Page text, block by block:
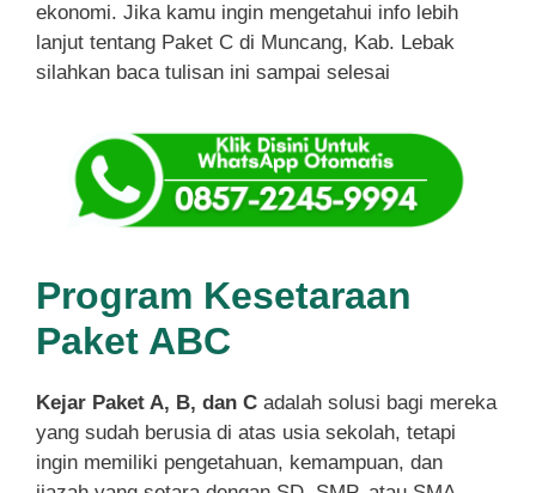
ekonomi. Jika kamu ingin mengetahui info lebih
lanjut tentang Paket C di Muncang, Kab. Lebak
silahkan baca tulisan ini sampai selesai
Program Kesetaraan
Paket ABC
Kejar Paket A, B, dan C adalah solusi bagi mereka
yang sudah berusia di atas usia sekolah, tetapi
ingin memiliki pengetahuan, kemampuan, dan